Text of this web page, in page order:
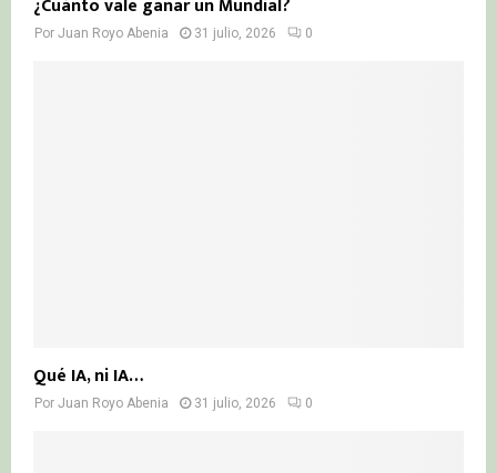
¿Cuánto vale ganar un Mundial?
Por Juan Royo Abenia 31 julio, 2026 0
Qué IA, ni IA…
Por Juan Royo Abenia 31 julio, 2026 0